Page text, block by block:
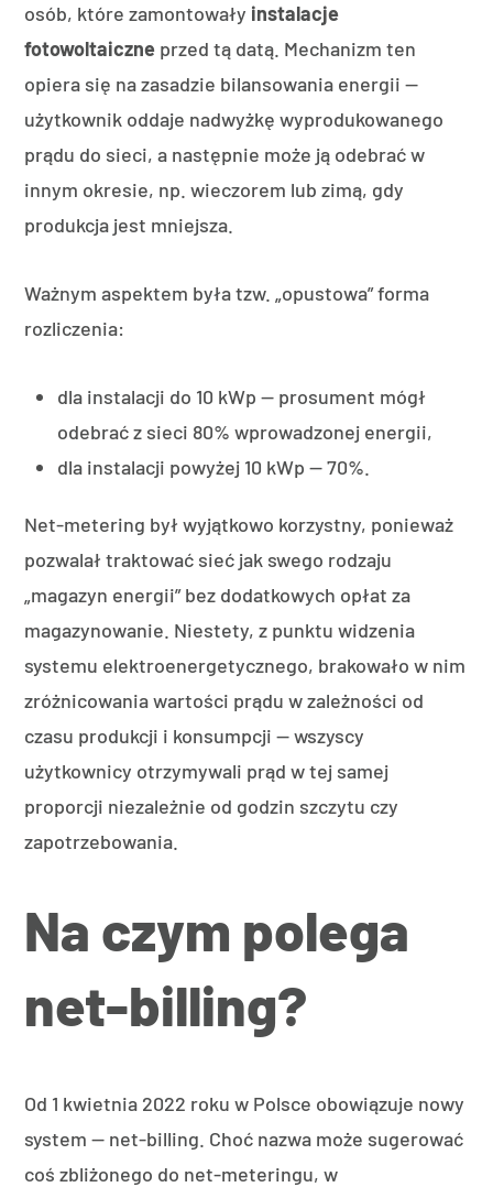
osób, które zamontowały instalacje
fotowoltaiczne przed tą datą. Mechanizm ten
opiera się na zasadzie bilansowania energii —
użytkownik oddaje nadwyżkę wyprodukowanego
prądu do sieci, a następnie może ją odebrać w
innym okresie, np. wieczorem lub zimą, gdy
produkcja jest mniejsza.
Ważnym aspektem była tzw. „opustowa” forma
rozliczenia:
dla instalacji do 10 kWp — prosument mógł
odebrać z sieci 80% wprowadzonej energii,
dla instalacji powyżej 10 kWp — 70%.
Net-metering był wyjątkowo korzystny, ponieważ
pozwalał traktować sieć jak swego rodzaju
„magazyn energii” bez dodatkowych opłat za
magazynowanie. Niestety, z punktu widzenia
systemu elektroenergetycznego, brakowało w nim
zróżnicowania wartości prądu w zależności od
czasu produkcji i konsumpcji — wszyscy
użytkownicy otrzymywali prąd w tej samej
proporcji niezależnie od godzin szczytu czy
zapotrzebowania.
Na czym polega
net-billing?
Od 1 kwietnia 2022 roku w Polsce obowiązuje nowy
system — net-billing. Choć nazwa może sugerować
coś zbliżonego do net-meteringu, w